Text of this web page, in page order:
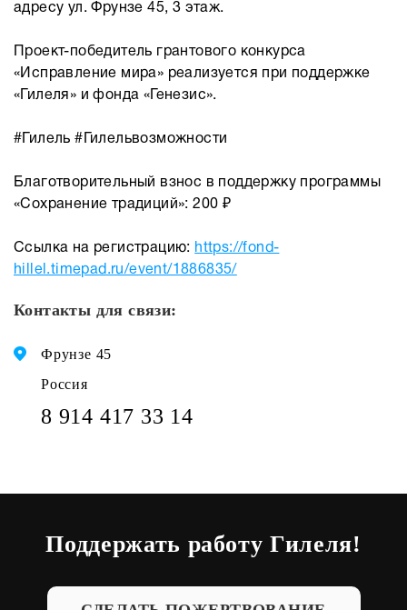
адресу ул. Фрунзе 45, 3 этаж.
Проект-победитель грантового конкурса
«Исправление мира» реализуется при поддержке
«Гилеля» и фонда «Генезис».
#Гилель #Гилельвозможности
Благотворительный взнос в поддержку программы
«Сохранение традиций»: 200 ₽
Ссылка на регистрацию: https://fond-
hillel.timepad.ru/event/1886835/
Контакты для связи:
Фрунзе 45
Россия
8 914 417 33 14
Поддержать работу Гилеля!